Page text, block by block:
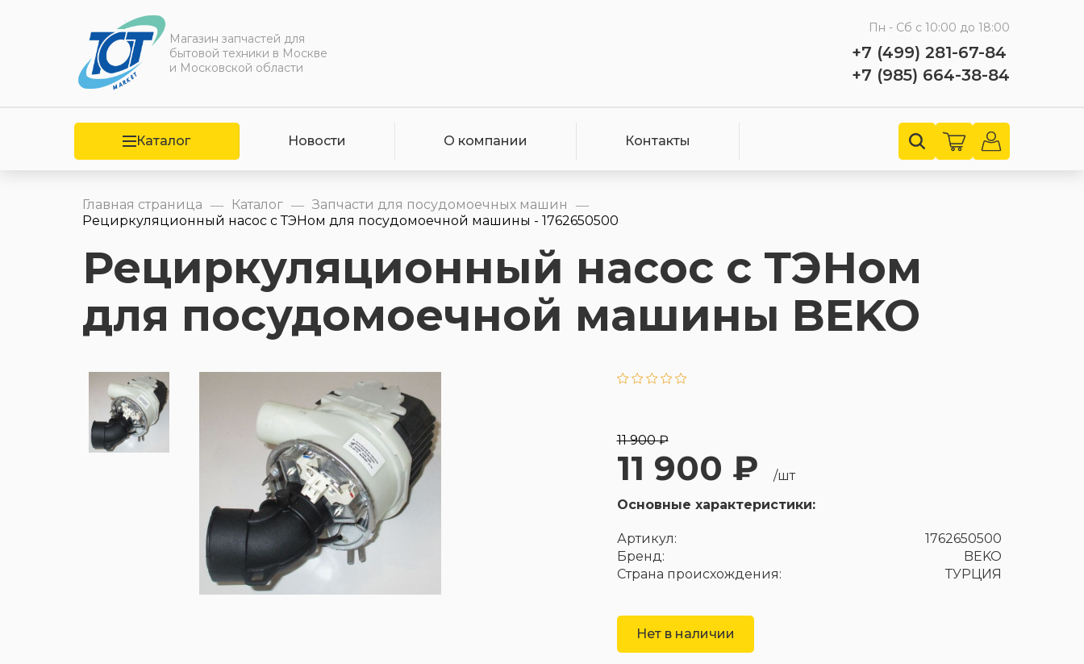
Магазин запчастей для
бытовой техники в Москве
и Московской области
Пн - Сб с 10:00 до 18:00
+7 (499) 281-67-84
+7 (985) 664-38-84
Каталог Новости О компании Контакты
Главная страница — Каталог — Запчасти для посудомоечных машин —
Рециркуляционный насос с ТЭНом для посудомоечной машины - 1762650500
Рециркуляционный насос с ТЭНом
для посудомоечной машины BEKO
11 900 ₽
11 900 ₽
/шт
Основные характеристики:
Артикул:
1762650500
Бренд:
BEKO
Страна происхождения:
ТУРЦИЯ
Нет в наличии